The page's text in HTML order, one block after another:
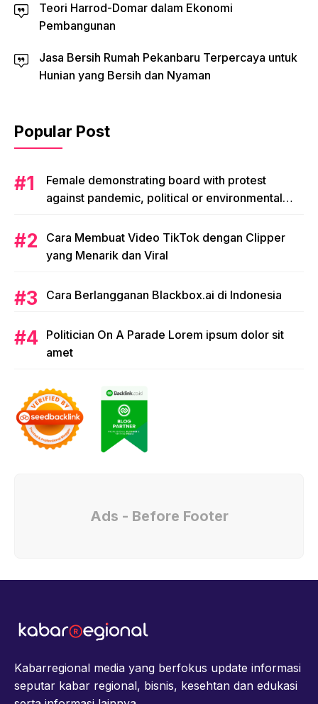
Teori Harrod-Domar dalam Ekonomi
Pembangunan
Jasa Bersih Rumah Pekanbaru Terpercaya untuk
Hunian yang Bersih dan Nyaman
Popular Post
Female demonstrating board with protest
against pandemic, political or environmental
Cara Membuat Video TikTok dengan Clipper
yang Menarik dan Viral
Cara Berlangganan Blackbox.ai di Indonesia
Politician On A Parade Lorem ipsum dolor sit
amet
Ads - Before Footer
Kabarregional media yang berfokus update informasi
seputar kabar regional, bisnis, kesehtan dan edukasi